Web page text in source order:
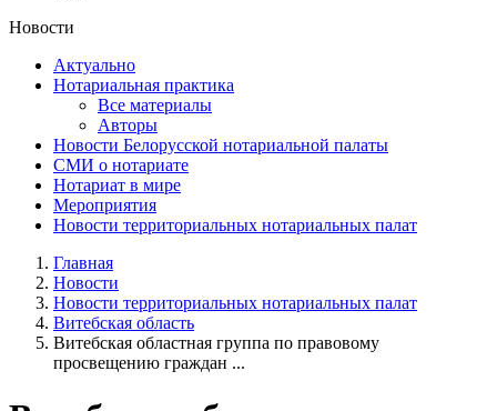
Новости
Актуально
Нотариальная практика
Все материалы
Авторы
Новости Белорусской нотариальной палаты
СМИ о нотариате
Нотариат в мире
Мероприятия
Новости территориальных нотариальных палат
Главная
Новости
Новости территориальных нотариальных палат
Витебская область
Витебская областная группа по правовому
просвещению граждан ...